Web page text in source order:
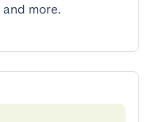
more.